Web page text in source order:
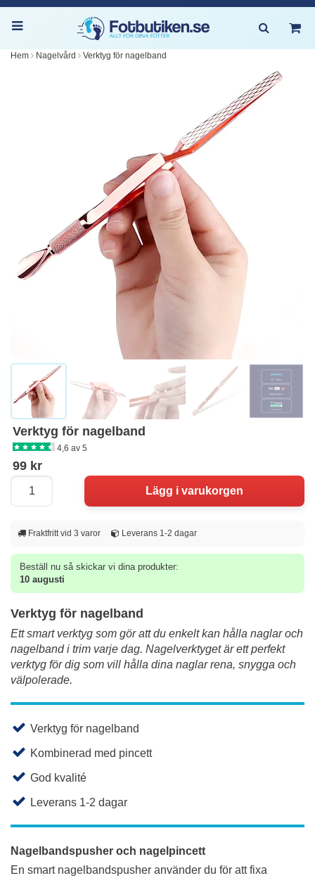
Hem Nagelvård Verktyg för nagelband
Verktyg för nagelband
4,6 av 5
99 kr
Fraktfritt vid 3 varor Leverans 1-2 dagar
Beställ nu så skickar vi dina produkter:
10 augusti
Verktyg för nagelband
Ett smart verktyg som gör att du enkelt kan hålla naglar och
nagelband i trim varje dag. Nagelverktyget är ett perfekt
verktyg för dig som vill hålla dina naglar rena, snygga och
välpolerade.
Verktyg för nagelband
Kombinerad med pincett
God kvalité
Leverans 1-2 dagar
Nagelbandspusher och nagelpincett
En smart nagelbandspusher använder du för att fixa